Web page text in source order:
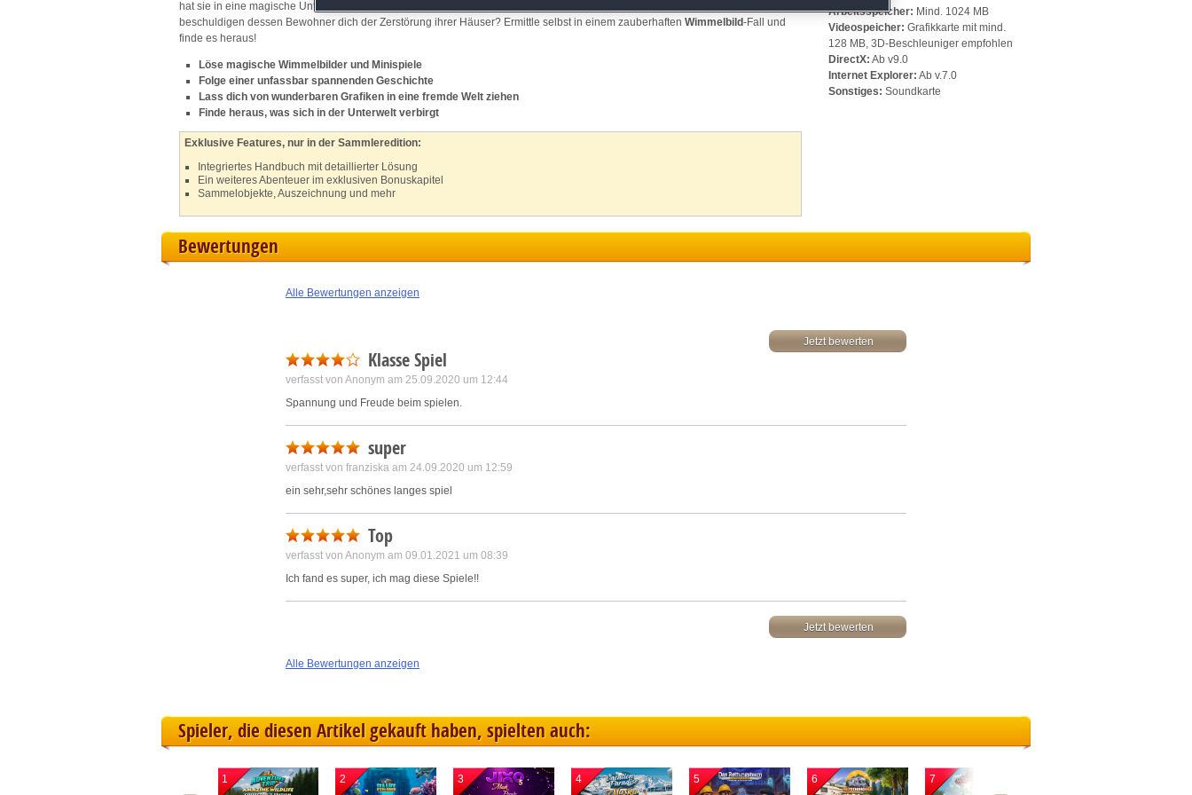
hat sie in eine magische Unterwelt entführt. Doch warum? Wieso hast du von der Existenz des Ortes nichts gewusst? Und warum
beschuldigen dessen Bewohner dich der Zerstörung ihrer Häuser? Ermittle selbst in einem zauberhaften Wimmelbild-Fall und
finde es heraus!
Löse magische Wimmelbilder und Minispiele
Folge einer unfassbar spannenden Geschichte
Lass dich von wunderbaren Grafiken in eine fremde Welt ziehen
Finde heraus, was sich in der Unterwelt verbirgt
Exklusive Features, nur in der Sammleredition:
Integriertes Handbuch mit detaillierter Lösung
Ein weiteres Abenteuer im exklusiven Bonuskapitel
Sammelobjekte, Auszeichnung und mehr
Arbeitsspeicher: Mind. 1024 MB
Videospeicher: Grafikkarte mit mind.
128 MB, 3D-Beschleuniger empfohlen
DirectX: Ab v9.0
Internet Explorer: Ab v.7.0
Sonstiges: Soundkarte
Bewertungen
Alle Bewertungen anzeigen
Jetzt bewerten
Klasse Spiel
verfasst von Anonym am 25.09.2020 um 12:44
Spannung und Freude beim spielen.
super
verfasst von franziska am 24.09.2020 um 12:59
ein sehr,sehr schönes langes spiel
Top
verfasst von Anonym am 09.01.2021 um 08:39
Ich fand es super, ich mag diese Spiele!!
Jetzt bewerten
Alle Bewertungen anzeigen
Spieler, die diesen Artikel gekauft haben, spielten auch:
1 2 3 4 5 6 7
Match and combine data from other data sources
Identify devices based on information transmitted automatically
Save and communicate privacy choices
Show Purposes